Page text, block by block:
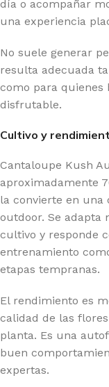
día o acompañar
una experiencia
No suele generar
resulta adecuada
como para
disfrutable.
Cultivo y
Cantaloupe Kush
aproximadamente
la convierte en una
outdoor. Se adapta
cultivo y responde
entrenamiento
etapas tempranas.
El rendimiento es
calidad de las
planta. Es una
buen
expertas.